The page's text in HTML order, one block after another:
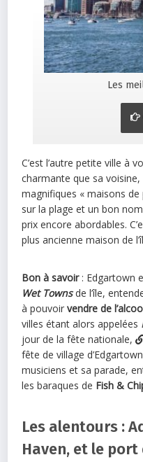
Les
C’est l’autre petite ville à
charmante que sa voisine,
magnifiques « maisons
sur la plage et un bon
prix encore abordables.
plus ancienne maison de
Bon à savoir: Edgartown
Wet Townsde l’île,
à pouvoirvendre de
villes étant alors appelées
jour de la fête nationale,
fête de village
musiciens et sa parade,
les baraques de Fish &
Les alentours :
Haven, et le port